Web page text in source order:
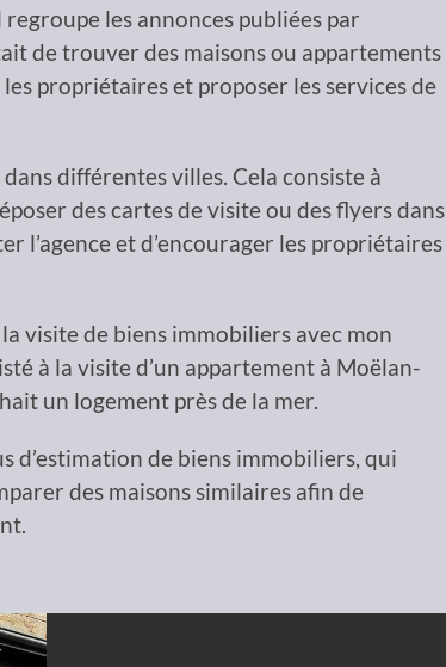
les annonces publiées par
de trouver des maisons ou appartements
propriétaires et proposer les services de
différentes villes. Cela consiste à
des cartes de visite ou des flyers dans
l’agence et d’encourager les propriétaires
visite de biens immobiliers avec mon
à la visite d’un appartement à Moëlan-
un logement près de la mer.
d’estimation de biens immobiliers, qui
des maisons similaires afin de